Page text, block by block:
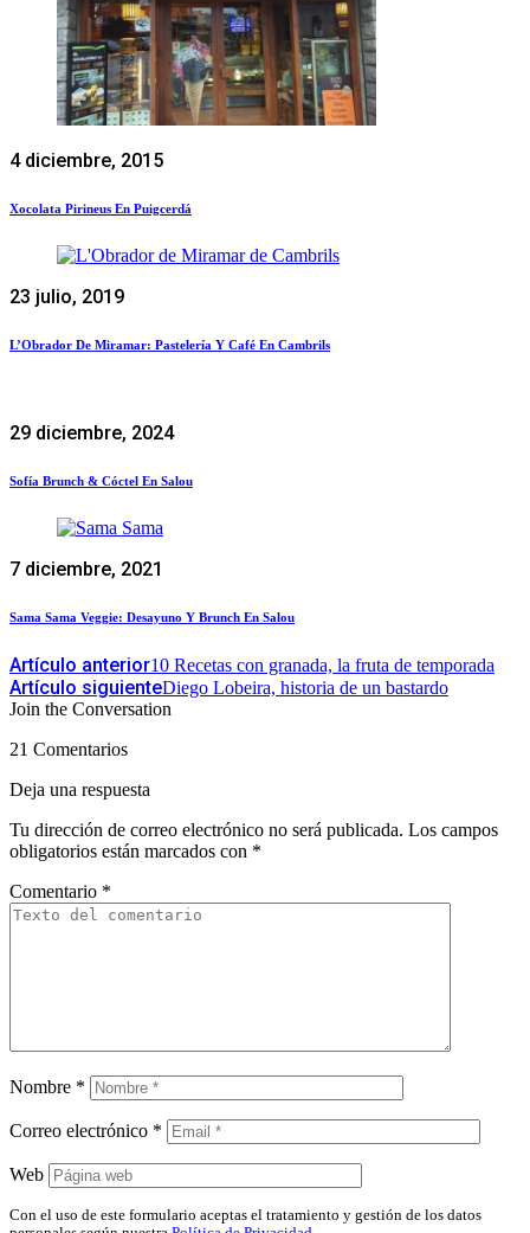
4 diciembre, 2015
Xocolata Pirineus En Puigcerdá
23 julio, 2019
L’Obrador De Miramar: Pastelería Y Café En Cambrils
29 diciembre, 2024
Sofía Brunch & Cóctel En Salou
7 diciembre, 2021
Sama Sama Veggie: Desayuno Y Brunch En Salou
Artículo anterior10 Recetas con granada, la fruta de temporada
Artículo siguienteDiego Lobeira, historia de un bastardo
Join the Conversation
21 Comentarios
Deja una respuesta
Tu dirección de correo electrónico no será publicada. Los campos
obligatorios están marcados con *
Comentario *
Nombre *
Correo electrónico *
Web
Con el uso de este formulario aceptas el tratamiento y gestión de los datos